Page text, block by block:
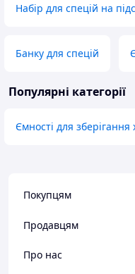
Набір для спецій на
Банку для спецій
Популярні категорії
Ємності для зберігання
Покупцям
Продавцям
Про нас